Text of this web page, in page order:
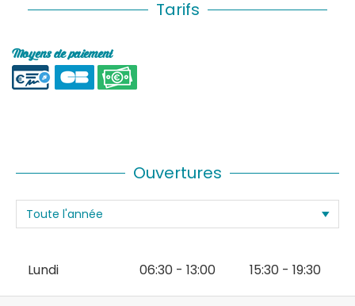
Tarifs
Moyens de paiement
Ouvertures
Lundi 06:30 - 13:00 15:30 - 19:30